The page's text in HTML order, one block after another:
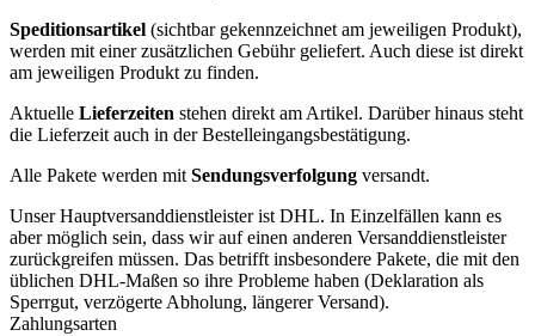
Speditionsartikel (sichtbar gekennzeichnet am jeweiligen Produkt),
werden mit einer zusätzlichen Gebühr geliefert. Auch diese ist direkt
am jeweiligen Produkt zu finden.
Aktuelle Lieferzeiten stehen direkt am Artikel. Darüber hinaus steht
die Lieferzeit auch in der Bestelleingangsbestätigung.
Alle Pakete werden mit Sendungsverfolgung versandt.
Unser Hauptversanddienstleister ist DHL. In Einzelfällen kann es
aber möglich sein, dass wir auf einen anderen Versanddienstleister
zurückgreifen müssen. Das betrifft insbesondere Pakete, die mit den
üblichen DHL-Maßen so ihre Probleme haben (Deklaration als
Sperrgut, verzögerte Abholung, längerer Versand).
Zahlungsarten